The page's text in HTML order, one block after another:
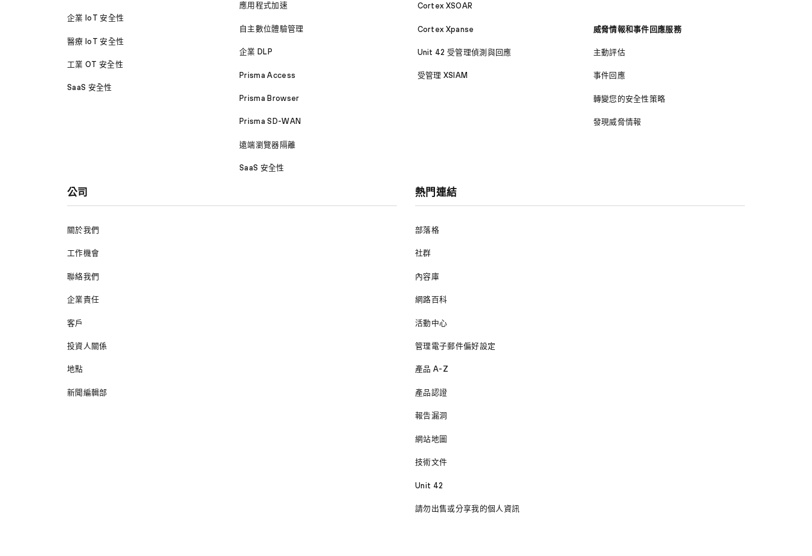
企業 IoT 安全性
醫療 IoT 安全性
工業 OT 安全性
SaaS 安全性
應用程式加速
自主數位體驗管理
企業 DLP
Prisma Access
Prisma Browser
Prisma SD-WAN
遠端瀏覽器隔離
SaaS 安全性
Cortex XSOAR
Cortex Xpanse
Unit 42 受管理偵測與回應
受管理 XSIAM
威脅情報和事件回應服務
主動評估
事件回應
轉變您的安全性策略
發現威脅情報
公司
關於我們
工作機會
聯絡我們
企業責任
客戶
投資人關係
地點
新聞編輯部
熱門連結
部落格
社群
內容庫
網路百科
活動中心
管理電子郵件偏好設定
產品 A-Z
產品認證
報告漏洞
網站地圖
技術文件
Unit 42
請勿出售或分享我的個人資訊